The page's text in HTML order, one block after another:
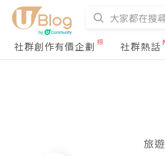
社群創作有價企劃
社群熱話
旅遊